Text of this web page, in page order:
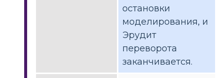
остановки
моделирования, и
Эрудит
переворота
заканчивается.